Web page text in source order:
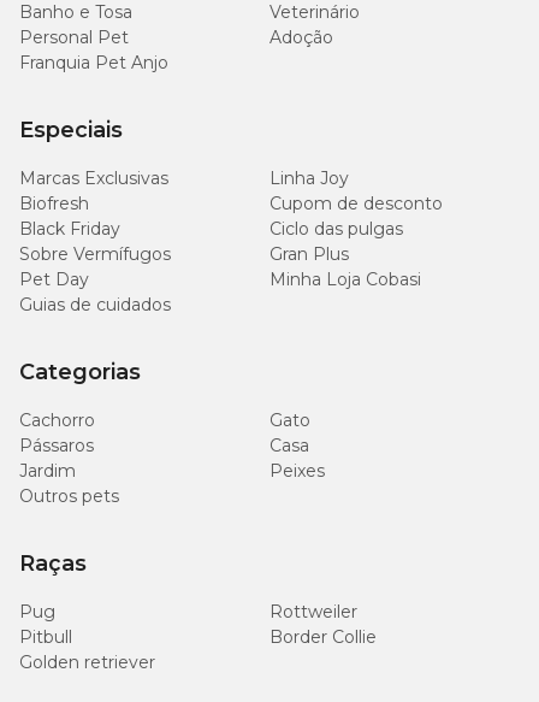
Banho e Tosa
Veterinário
Personal Pet
Adoção
Franquia Pet Anjo
Especiais
Marcas Exclusivas
Linha Joy
Biofresh
Cupom de desconto
Black Friday
Ciclo das pulgas
Sobre Vermífugos
Gran Plus
Pet Day
Minha Loja Cobasi
Guias de cuidados
Categorias
Cachorro
Gato
Pássaros
Casa
Jardim
Peixes
Outros pets
Raças
Pug
Rottweiler
Pitbull
Border Collie
Golden retriever